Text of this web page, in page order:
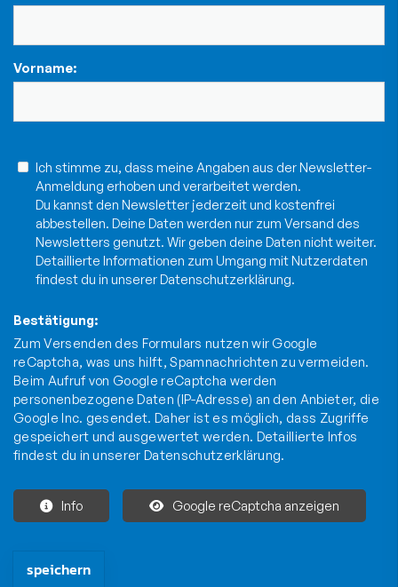
Vorname:
Ich stimme zu, dass meine Angaben aus der Newsletter-
Anmeldung erhoben und verarbeitet werden.
Du kannst den Newsletter jederzeit und kostenfrei
abbestellen. Deine Daten werden nur zum Versand des
Newsletters genutzt. Wir geben deine Daten nicht weiter.
Detaillierte Informationen zum Umgang mit Nutzerdaten
findest du in unsererDatenschutzerklärung.
Bestätigung:
Zum Versenden des Formulars nutzen wir Google
reCaptcha, was uns hilft, Spamnachrichten zu vermeiden.
Beim Aufruf von Google reCaptcha werden
personenbezogene Daten (IP-Adresse) an den Anbieter, die
Google Inc. gesendet. Daher ist es möglich, dass Zugriffe
gespeichert und ausgewertet werden. Detaillierte Infos
findest du in unsererDatenschutzerklärung.
Info Google reCaptcha anzeigen